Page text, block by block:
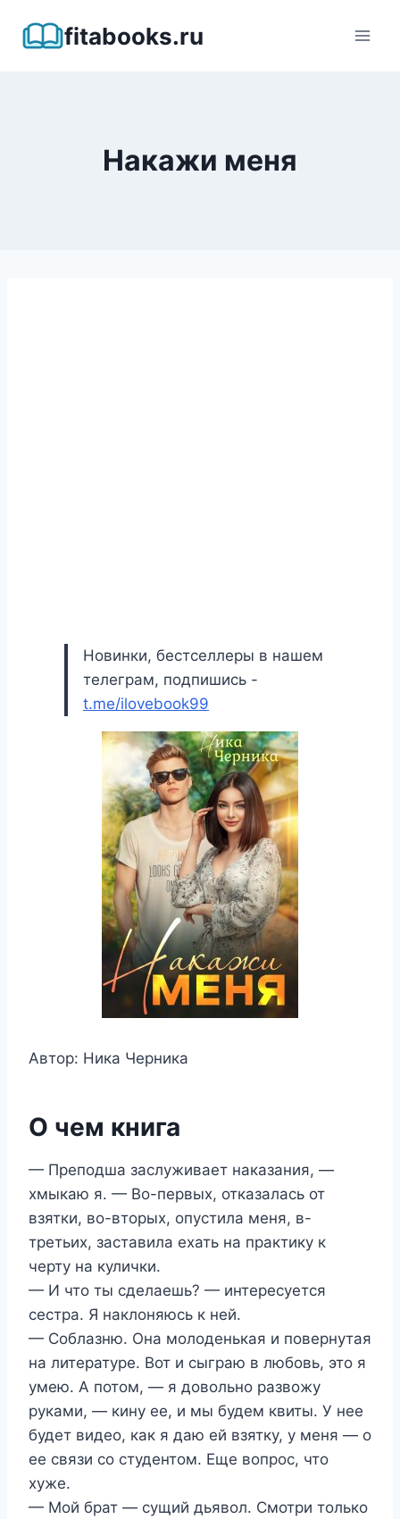
fitabooks.ru
Накажи меня
Новинки, бестселлеры в нашем
телеграм, подпишись -
t.me/ilovebook99
Автор: Ника Черника
О чем книга
— Преподша заслуживает наказания, —
хмыкаю я. — Во-первых, отказалась от
взятки, во-вторых, опустила меня, в-
третьих, заставила ехать на практику к
черту на кулички.
— И что ты сделаешь? — интересуется
сестра. Я наклоняюсь к ней.
— Соблазню. Она молоденькая и повернутая
на литературе. Вот и сыграю в любовь, это я
умею. А потом, — я довольно развожу
руками, — кину ее, и мы будем квиты. У нее
будет видео, как я даю ей взятку, у меня — о
ее связи со студентом. Еще вопрос, что
хуже.
— Мой брат — сущий дьявол. Смотри только